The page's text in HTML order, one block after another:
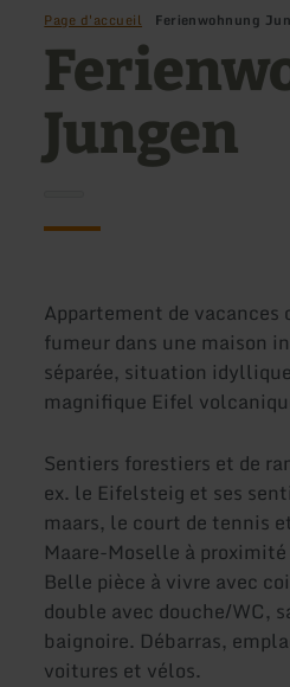
Page d'accueil Ferienwohnung
Jungen
Appartement de
fumeur dans une maison
séparée, situation
magnifique Eifel
Sentiers forestiers et de
ex. le Eifelsteig et ses
maars, le court de tennis
Maare-Moselle à
Belle pièce à vivre avec
double avec douche/WC,
baignoire. Débarras,
voitures et vélos.